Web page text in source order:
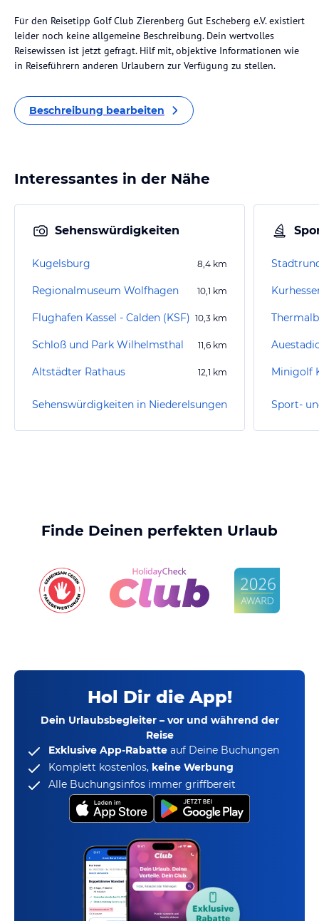
Für den Reisetipp Golf Club Zierenberg Gut Escheberg e.V. existiert
leider noch keine allgemeine Beschreibung. Dein wertvolles
Reisewissen ist jetzt gefragt. Hilf mit, objektive Informationen wie
in Reiseführern anderen Urlaubern zur Verfügung zu stellen.
Beschreibung bearbeiten
Interessantes in der Nähe
Sehenswürdigkeiten
Kugelsburg 8,4 km
Regionalmuseum Wolfhagen 10,1 km
Flughafen Kassel - Calden (KSF) 10,3 km
Schloß und Park Wilhelmsthal 11,6 km
Altstädter Rathaus 12,1 km
Sehenswürdigkeiten in Niederelsungen
Minigolf
Finde Deinen perfekten Urlaub
Hol Dir die App!
Dein Urlaubsbegleiter – vor und während der
Reise
Exklusive App-Rabatte auf Deine Buchungen
Komplett kostenlos, keine Werbung
Alle Buchungsinfos immer griffbereit